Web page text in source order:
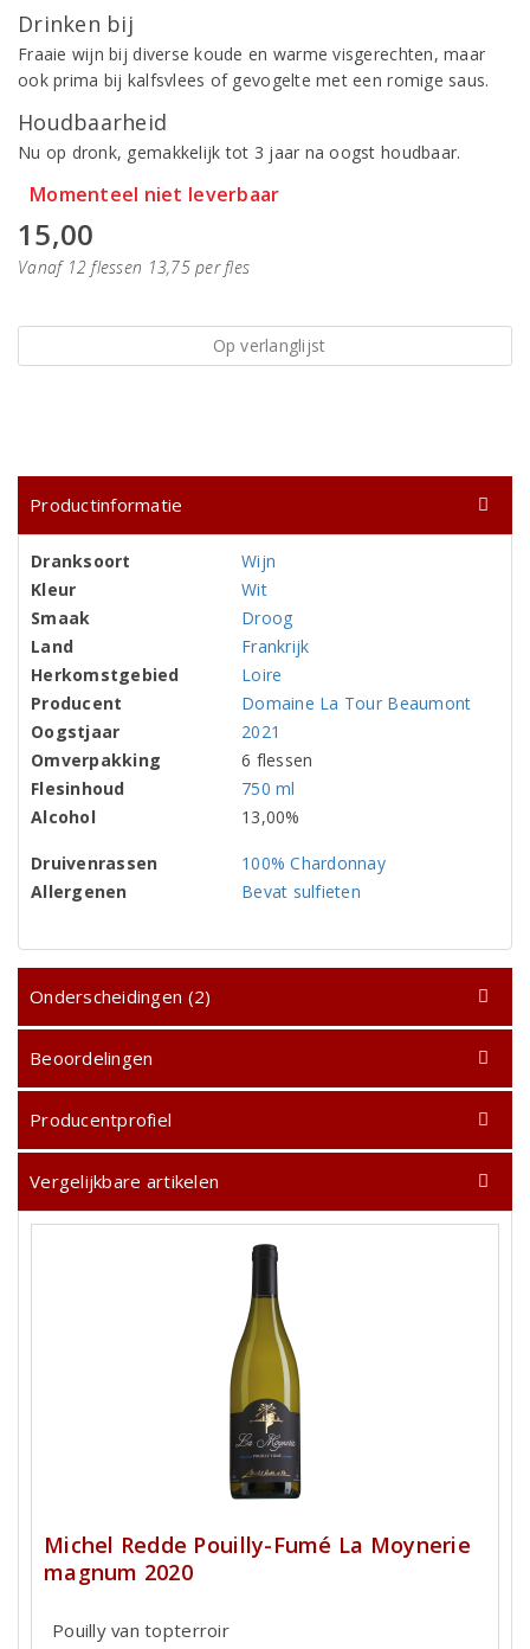
Drinken bij
Fraaie wijn bij diverse koude en warme visgerechten, maar
ook prima bij kalfsvlees of gevogelte met een romige saus.
Houdbaarheid
Nu op dronk, gemakkelijk tot 3 jaar na oogst houdbaar.
Momenteel niet leverbaar
15,00
Vanaf 12 flessen 13,75 per fles
Op verlanglijst
Productinformatie
Dranksoort
Wijn
Kleur
Wit
Smaak
Droog
Land
Frankrijk
Herkomstgebied
Loire
Producent
Domaine La Tour Beaumont
Oogstjaar
2021
Omverpakking
6 flessen
Flesinhoud
750 ml
Alcohol
13,00%
Druivenrassen
100% Chardonnay
Allergenen
Bevat sulfieten
Onderscheidingen (2)
Beoordelingen
Producentprofiel
Vergelijkbare artikelen
Michel Redde Pouilly-Fumé La Moynerie
magnum 2020
Pouilly van topterroir